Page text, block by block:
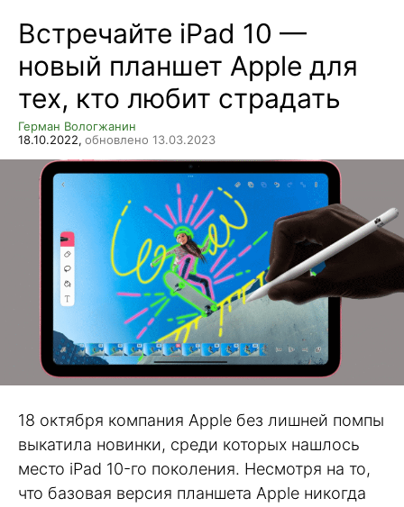
Встречайте iPad 10 —
новый планшет Apple для
тех, кто любит страдать
Герман Вологжанин
18.10.2022, обновлено 13.03.2023
18 октября компания Apple без лишней помпы
выкатила новинки, среди которых нашлось
место iPad 10-го поколения. Несмотря на то,
что базовая версия планшета Apple никогда